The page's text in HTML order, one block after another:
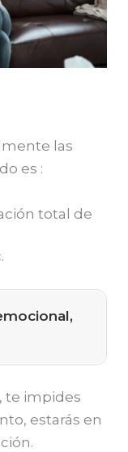
las
es :
total de
te impides
estarás en